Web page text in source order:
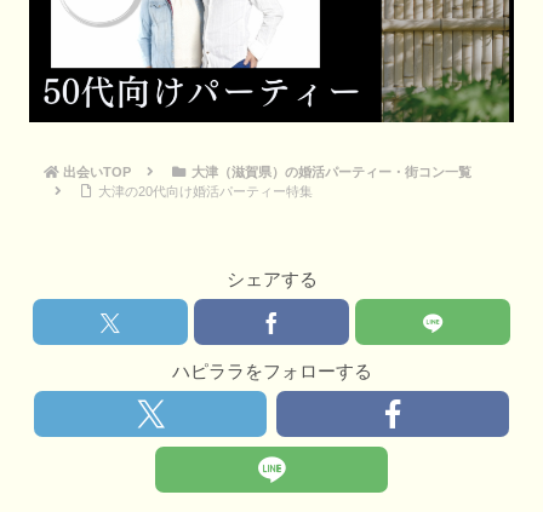
出会いTOP
大津（滋賀県）の婚活パーティー・街コン一覧
大津の20代向け婚活パーティー特集
シェアする
ハピララをフォローする